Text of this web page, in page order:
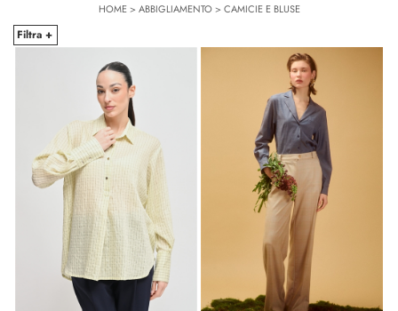
HOME>ABBIGLIAMENTO>CAMICIE E BLUSE
Filtra +